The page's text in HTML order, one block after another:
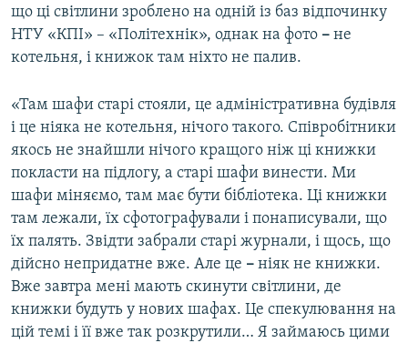
що ці світлини зроблено на одній із баз відпочинку
НТУ «КПІ» – «Політехнік», однак на фото – не
котельня, і книжок там ніхто не палив.
«Там шафи старі стояли, це адміністративна будівля
і це ніяка не котельня, нічого такого. Співробітники
якось не знайшли нічого кращого ніж ці книжки
покласти на підлогу, а старі шафи винести. Ми
шафи міняємо, там має бути бібліотека. Ці книжки
там лежали, їх сфотографували і понаписували, що
їх палять. Звідти забрали старі журнали, і щось, що
дійсно непридатне вже. Але це – ніяк не книжки.
Вже завтра мені мають скинути світлини, де
книжки будуть у нових шафах. Це спекулювання на
цій темі і її вже так розкрутили… Я займаюсь цими